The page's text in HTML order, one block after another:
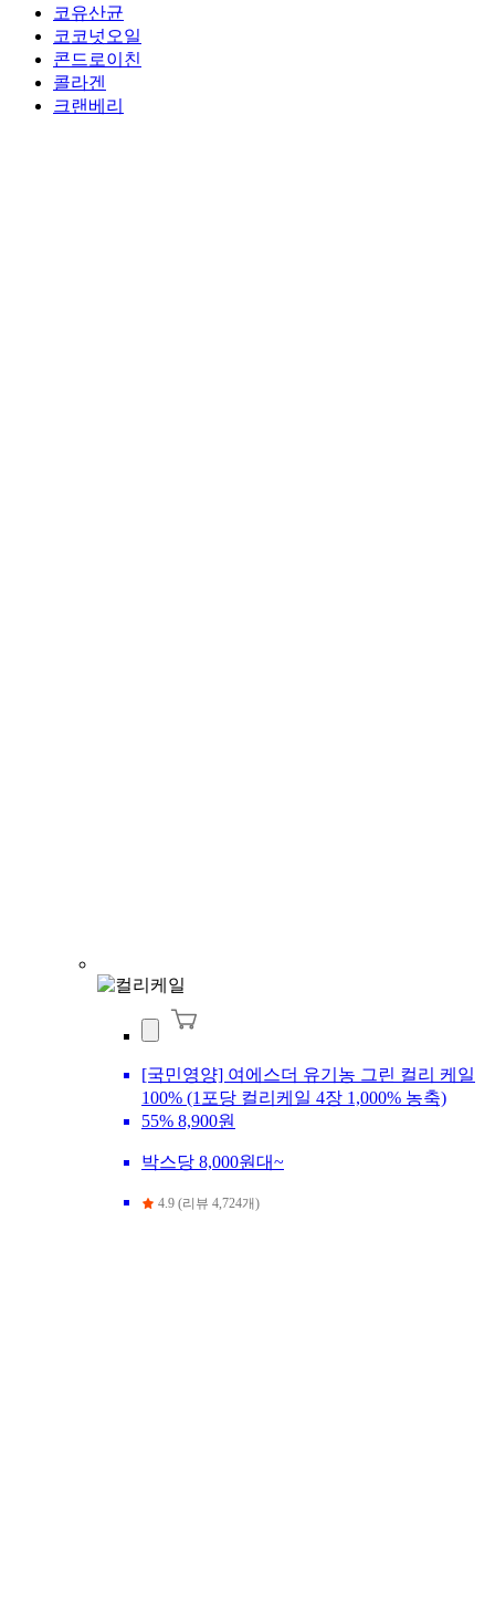
코유산균
코코넛오일
콘드로이친
콜라겐
크랜베리
[국민영양] 여에스더 유기농 그린 컬리 케일
100% (1포당 컬리케일 4장 1,000% 농축)
55% 8,900원
박스당 8,000원대~
4.9 (리뷰 4,724개)